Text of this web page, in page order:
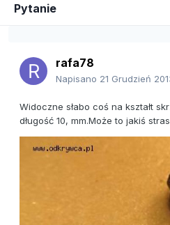
Pytanie
rafa78
Napisano 21 Grudzień
Widoczne słabo coś na kształt
długość 10, mm.Może to jakiś